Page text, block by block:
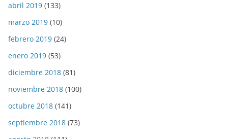
abril 2019 (133)
marzo 2019 (10)
febrero 2019 (24)
enero 2019 (53)
diciembre 2018 (81)
noviembre 2018 (100)
octubre 2018 (141)
septiembre 2018 (73)